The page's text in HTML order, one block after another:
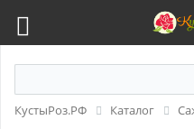
КустыРоз.РФ Каталог